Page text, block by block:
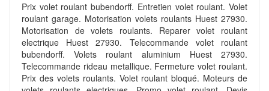
Prix volet roulant bubendorff. Entretien volet roulant. Volet
roulant garage. Motorisation volets roulants Huest 27930.
Motorisation de volets roulants. Reparer volet roulant
electrique Huest 27930. Telecommande volet roulant
bubendorff. Volets roulant aluminium Huest 27930.
Telecommande rideau metallique. Fermeture volet roulant.
Prix des volets roulants. Volet roulant bloqué. Moteurs de